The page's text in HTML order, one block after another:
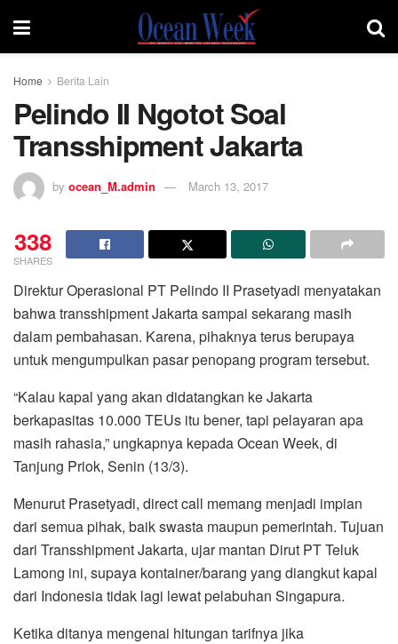
Home Berita Lain
Pelindo II Ngotot Soal
Transshipment Jakarta
by ocean_M.admin March 13, 2017
338
SHARES
Direktur Operasional PT Pelindo II Prasetyadi menyatakan
bahwa transshipment Jakarta sampai sekarang masih
dalam pembahasan. Karena, pihaknya terus berupaya
untuk mengumpulkan pasar penopang program tersebut.
“Kalau kapal yang akan didatangkan ke Jakarta
berkapasitas 10.000 TEUs itu bener, tapi pelayaran apa
masih rahasia,” ungkapnya kepada Ocean Week, di
Tanjung Priok, Senin (13/3).
Menurut Prasetyadi, direct call memang menjadi impian
dari semua pihak, baik swasta maupun pemerintah. Tujuan
dari Transshipment Jakarta, ujar mantan Dirut PT Teluk
Lamong ini, supaya kontainer/barang yang diangkut kapal
dari Indonesia tidak lagi lewat pelabuhan Singapura.
Ketika ditanya mengenai hitungan tarifnya jika